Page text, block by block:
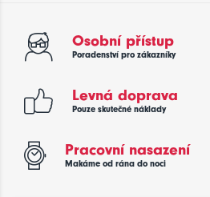
Osobní přístup
Poradenství pro zákazníky
Levná doprava
Pouze skutečné náklady
Pracovní nasazení
Makáme od rána do noci